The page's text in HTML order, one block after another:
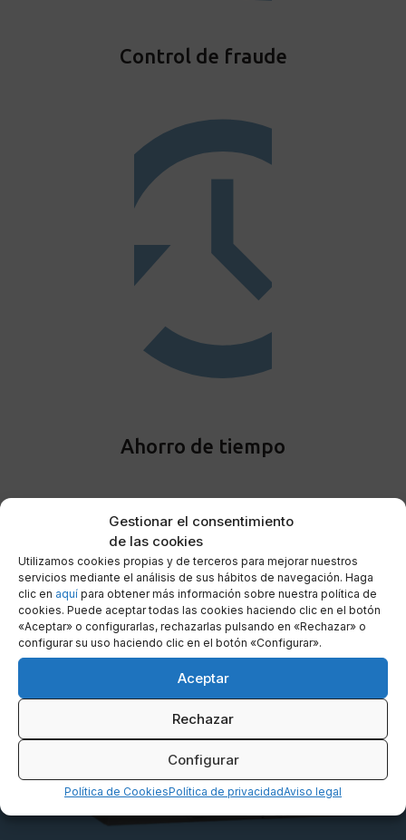
Gestionar el consentimiento
de las cookies
Utilizamos cookies propias y de terceros para mejorar nuestros
servicios mediante el análisis de sus hábitos de navegación. Haga
clic en aquí para obtener más información sobre nuestra política de
cookies. Puede aceptar todas las cookies haciendo clic en el botón
«Aceptar» o configurarlas, rechazarlas pulsando en «Rechazar» o
configurar su uso haciendo clic en el botón «Configurar».
Aceptar
Rechazar
Configurar
Política de CookiesPolítica de privacidadAviso legal
Control de fraude
Ahorro de tiempo